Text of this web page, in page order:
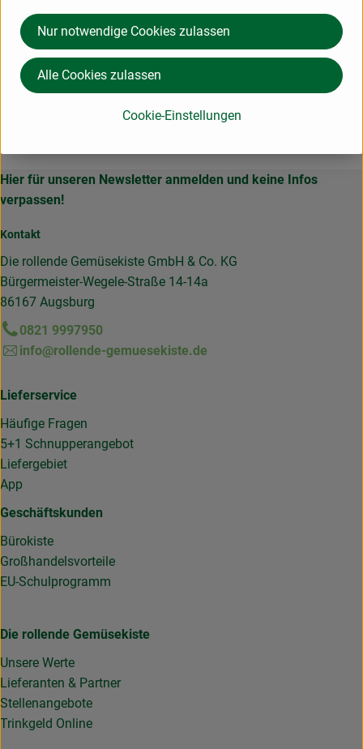
Hier für unseren Newsletter anmelden und keine Infos
verpassen!
Kontakt
Die rollende Gemüsekiste GmbH & Co. KG
Bürgermeister-Wegele-Straße 14-14a
86167 Augsburg
0821 9997950
info@rollende-gemuesekiste.de
Lieferservice
Häufige Fragen
5+1 Schnupperangebot
Liefergebiet
App
Geschäftskunden
Bürokiste
Großhandelsvorteile
EU-Schulprogramm
Die rollende Gemüsekiste
Unsere Werte
Lieferanten & Partner
Stellenangebote
Trinkgeld Online
Cookie-Einstellungen
Nur notwendige Cookies zulassen
Alle Cookies zulassen